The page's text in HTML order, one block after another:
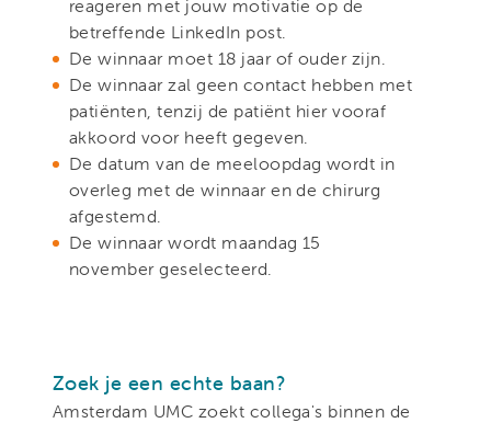
reageren met jouw motivatie op de
betreffende LinkedIn post.
De winnaar moet 18 jaar of ouder zijn.
De winnaar zal geen contact hebben met
patiënten, tenzij de patiënt hier vooraf
akkoord voor heeft gegeven.
De datum van de meeloopdag wordt in
overleg met de winnaar en de chirurg
afgestemd.
De winnaar wordt maandag 15
november geselecteerd.
Zoek je een echte baan?
Amsterdam UMC zoekt collega's binnen de